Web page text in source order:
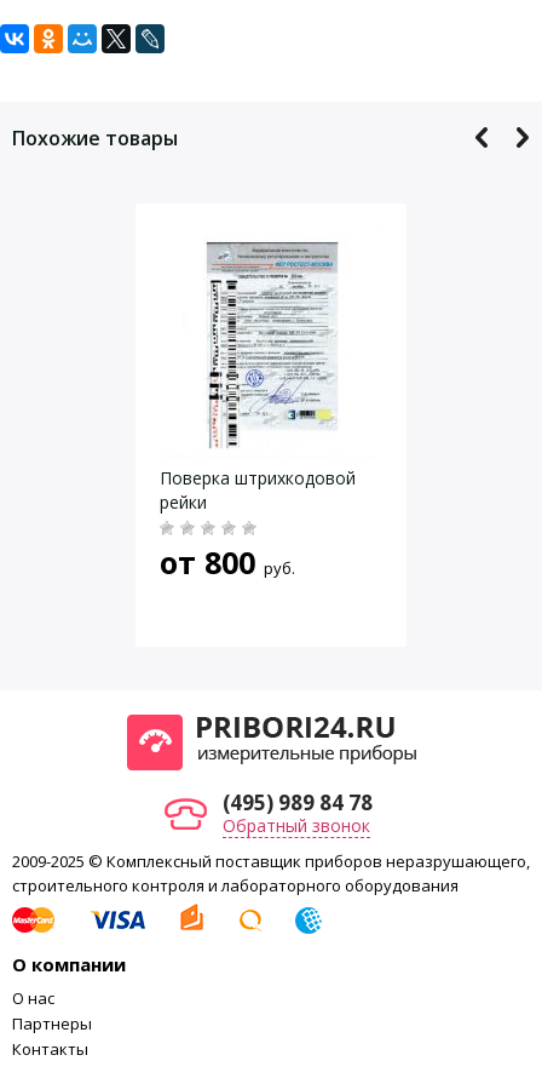
Задать вопрос
обработку персональных данных
Похожие товары
Поверка штрихкодовой
рейки
от 800 руб.
(495) 989 84 78
Обратный звонок
2009-2025 © Комплексный поставщик приборов неразрушающего,
строительного контроля и лабораторного оборудования
О компании
О нас
Партнеры
Контакты